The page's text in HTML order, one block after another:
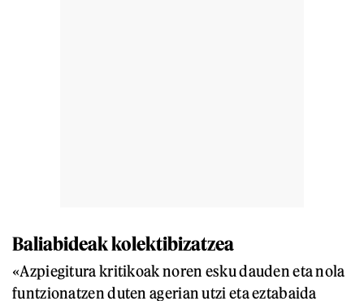
Baliabideak kolektibizatzea
«Azpiegitura kritikoak noren esku dauden eta nola
funtzionatzen duten agerian utzi eta eztabaida